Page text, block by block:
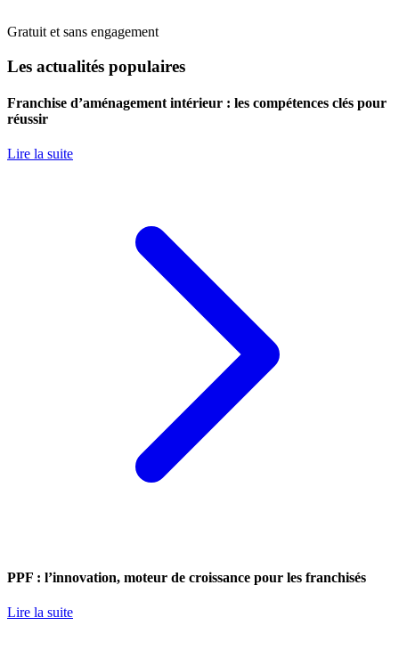
Gratuit et sans engagement
Les actualités populaires
Franchise d’aménagement intérieur : les compétences clés pour
réussir
Lire la suite
PPF : l’innovation, moteur de croissance pour les franchisés
Lire la suite